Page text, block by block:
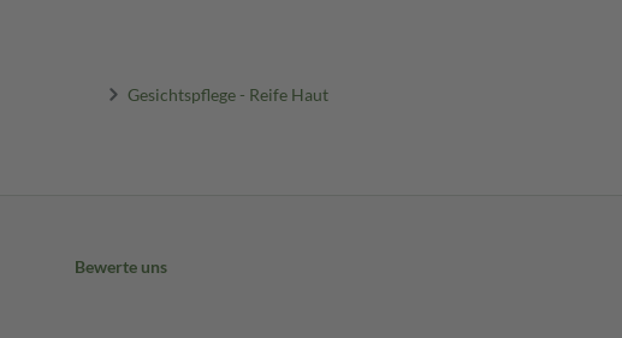
Gesichtspflege - Reife Haut
Bewerte uns